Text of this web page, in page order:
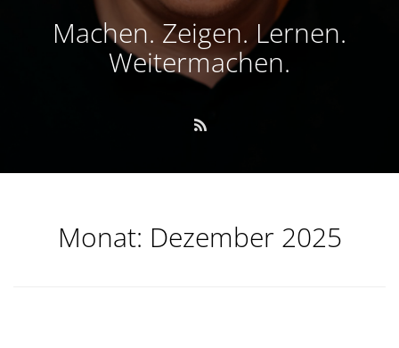
Machen. Zeigen. Lernen.
Weitermachen.
Monat: Dezember 2025